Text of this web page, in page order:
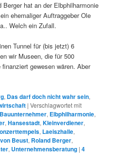
hat an der Elbphilharmonie
ehemaliger Auftraggeber Ole
Welch ein Zufall.
Tunnel für (bis jetzt) 6
wir Museen, die für 500
gewesen wären. Aber
, Das darf doch nicht wahr sein,
|Verschlagwortet mit
Bauunternehmer, Elbphilharmonie,
,Hansestadt,Kleinverdiener,
, Laeiszhalle,
Beust, Roland Berger,
, Unternehmensberatung |4